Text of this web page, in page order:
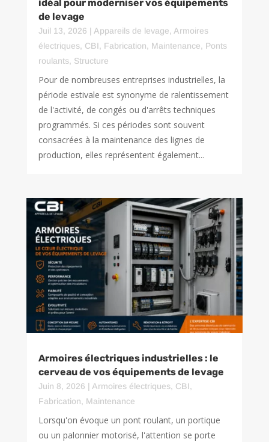
idéal pour moderniser vos équipements
de levage
Juil 13, 2026 | Appareils de levage, Armoires
électriques, CBI, Fabrication, Maintenance, Ponts
roulants, Structure
Pour de nombreuses entreprises industrielles, la
période estivale est synonyme de ralentissement
de l'activité, de congés ou d'arrêts techniques
programmés. Si ces périodes sont souvent
consacrées à la maintenance des lignes de
production, elles représentent également...
Armoires électriques industrielles : le
cerveau de vos équipements de levage
Juin 8, 2026 | Armoires électriques, CBI,
Fabrication, Maintenance
Lorsqu'on évoque un pont roulant, un portique
ou un palonnier motorisé, l'attention se porte